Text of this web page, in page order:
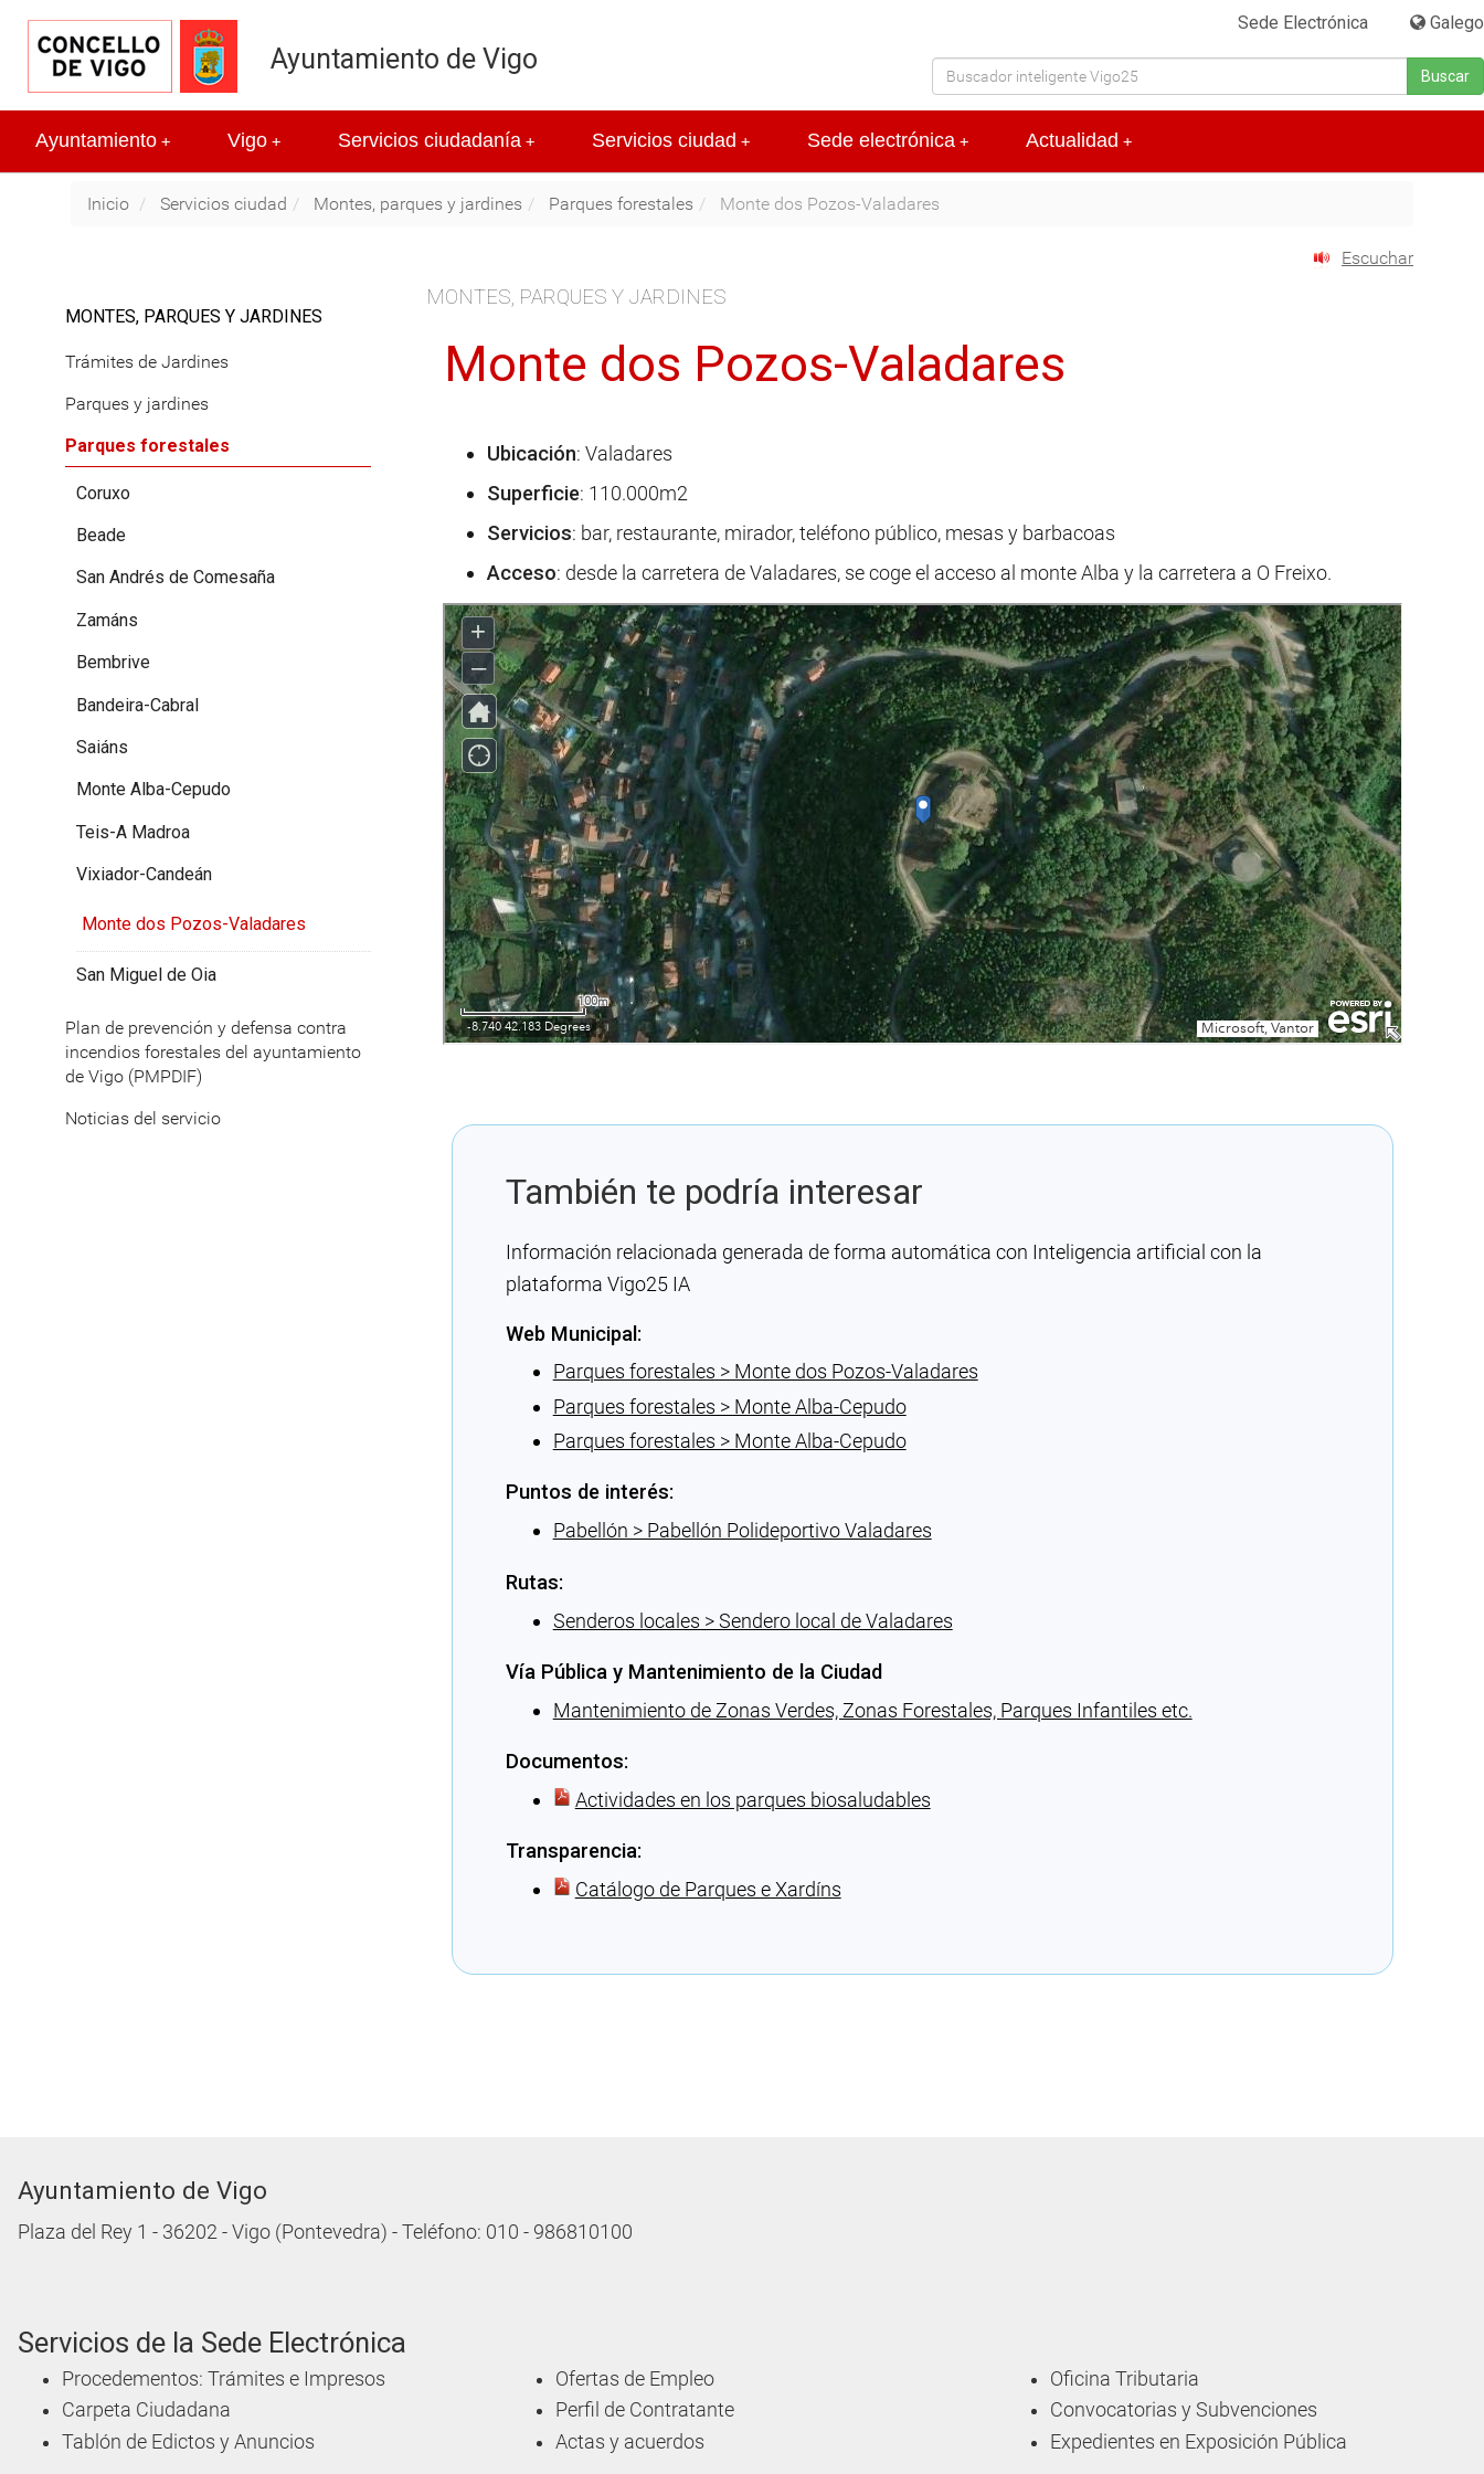
Sede Electrónica Galego
Buscar
Ayuntamiento de Vigo
+
Ayuntamiento +
Vigo +
Servicios ciudadanía +
Servicios ciudad +
Sede electrónica +
Actualidad
Inicio Servicios ciudad Montes, parques y jardines Parques forestales Monte dos Pozos-Valadares
Escuchar
MONTES, PARQUES Y JARDINES
Monte dos Pozos-Valadares
Ubicación: Valadares
Superficie: 110.000m2
Servicios: bar, restaurante, mirador, teléfono público, mesas y barbacoas
Acceso: desde la carretera de Valadares, se coge el acceso al monte Alba y la carretera a O Freixo.
También te podría interesar
Información relacionada generada de forma automática con Inteligencia artificial con la
plataforma Vigo25 IA
Web Municipal:
Parques forestales > Monte dos Pozos-Valadares
Parques forestales > Monte Alba-Cepudo
Parques forestales > Monte Alba-Cepudo
Puntos de interés:
Pabellón > Pabellón Polideportivo Valadares
Rutas:
Senderos locales > Sendero local de Valadares
Vía Pública y Mantenimiento de la Ciudad
Mantenimiento de Zonas Verdes, Zonas Forestales, Parques Infantiles etc.
Documentos:
Actividades en los parques biosaludables
Transparencia:
Catálogo de Parques e Xardíns
MONTES, PARQUES Y JARDINES
Trámites de Jardines
Parques y jardines
Parques forestales
Coruxo
Beade
San Andrés de Comesaña
Zamáns
Bembrive
Bandeira-Cabral
Saiáns
Monte Alba-Cepudo
Teis-A Madroa
Vixiador-Candeán
Monte dos Pozos-Valadares
San Miguel de Oia
Plan de prevención y defensa contra
incendios forestales del ayuntamiento
de Vigo (PMPDIF)
Noticias del servicio
Ayuntamiento de Vigo
Plaza del Rey 1 - 36202 - Vigo (Pontevedra) - Teléfono: 010 - 986810100
Servicios de la Sede Electrónica
Procedementos: Trámites e Impresos
Carpeta Ciudadana
Tablón de Edictos y Anuncios
Ofertas de Empleo
Perfil de Contratante
Actas y acuerdos
Oficina Tributaria
Convocatorias y Subvenciones
Expedientes en Exposición Pública